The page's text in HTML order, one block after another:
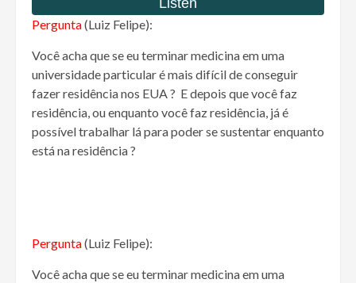
Pergunta(Luiz Felipe):
Você acha que se eu terminar medicina em uma
universidade particular é mais difícil de conseguir
fazer residência nos EUA ? E depois que você faz
residência, ou enquanto você faz residência, já é
possível trabalhar lá para poder se sustentar enquanto
está na residência ?
Pergunta(Luiz Felipe):
Você acha que se eu terminar medicina em uma